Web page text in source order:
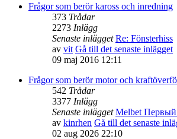
Frågor som berör kaross och inredning
373 Trådar
2273 Inlägg
Senaste inlägget Re: Fönsterhiss
av vit Gå till det senaste inlägget
09 maj 2016 12:11
Frågor som berör motor och
542 Trådar
3377 Inlägg
Senaste inlägget Melbet
av kinrhen Gå till det senaste
02 aug 2026 22:10